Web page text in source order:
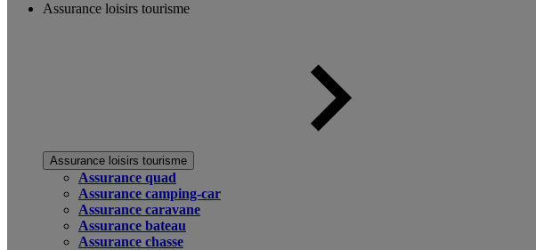
Assurance loisirs tourisme
Assurance loisirs tourisme
Assurance quad
Assurance camping-car
Assurance caravane
Assurance bateau
Assurance chasse